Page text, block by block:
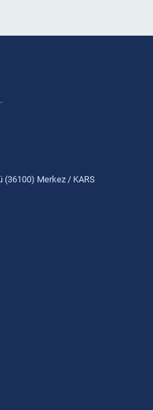
(36100) Merkez / KARS